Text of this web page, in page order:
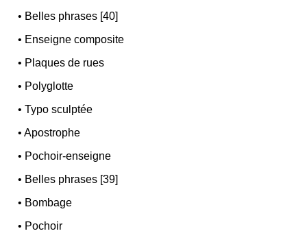
• Belles phrases [40]
• Enseigne composite
• Plaques de rues
• Polyglotte
•Typo sculptée
•Apostrophe
• Pochoir-enseigne
• Belles phrases [39]
• Bombage
• Pochoir